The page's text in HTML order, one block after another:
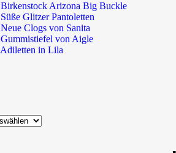
Birkenstock Arizona Big Buckle
Süße Glitzer Pantoletten
Neue Clogs von Sanita
Gummistiefel von Aigle
Adiletten in Lila